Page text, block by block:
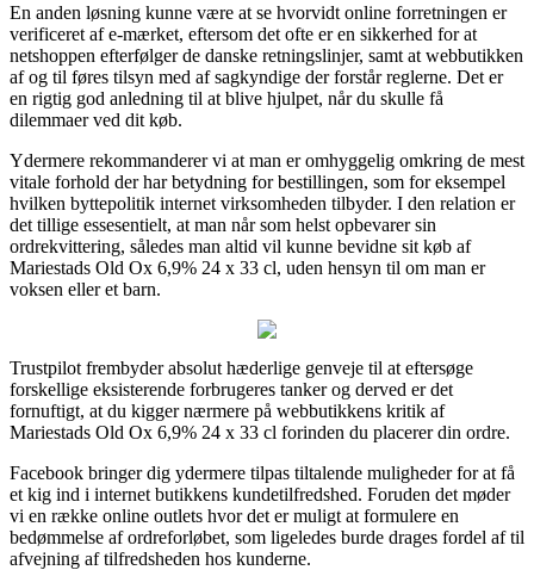
En anden løsning kunne være at se hvorvidt online forretningen er
verificeret af e-mærket, eftersom det ofte er en sikkerhed for at
netshoppen efterfølger de danske retningslinjer, samt at webbutikken
af og til føres tilsyn med af sagkyndige der forstår reglerne. Det er
en rigtig god anledning til at blive hjulpet, når du skulle få
dilemmaer ved dit køb.
Ydermere rekommanderer vi at man er omhyggelig omkring de mest
vitale forhold der har betydning for bestillingen, som for eksempel
hvilken byttepolitik internet virksomheden tilbyder. I den relation er
det tillige essesentielt, at man når som helst opbevarer sin
ordrekvittering, således man altid vil kunne bevidne sit køb af
Mariestads Old Ox 6,9% 24 x 33 cl, uden hensyn til om man er
voksen eller et barn.
Trustpilot frembyder absolut hæderlige genveje til at eftersøge
forskellige eksisterende forbrugeres tanker og derved er det
fornuftigt, at du kigger nærmere på webbutikkens kritik af
Mariestads Old Ox 6,9% 24 x 33 cl forinden du placerer din ordre.
Facebook bringer dig ydermere tilpas tiltalende muligheder for at få
et kig ind i internet butikkens kundetilfredshed. Foruden det møder
vi en række online outlets hvor det er muligt at formulere en
bedømmelse af ordreforløbet, som ligeledes burde drages fordel af til
afvejning af tilfredsheden hos kunderne.